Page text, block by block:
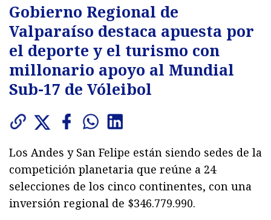
Gobierno Regional de
Valparaíso destaca apuesta por
el deporte y el turismo con
millonario apoyo al Mundial
Sub-17 de Vóleibol
Los Andes y San Felipe están siendo sedes de la
competición planetaria que reúne a 24
selecciones de los cinco continentes, con una
inversión regional de $346.779.990.